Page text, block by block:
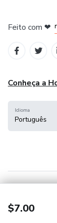
$7.00
Feito com ❤
Conheça a
Idioma
Português